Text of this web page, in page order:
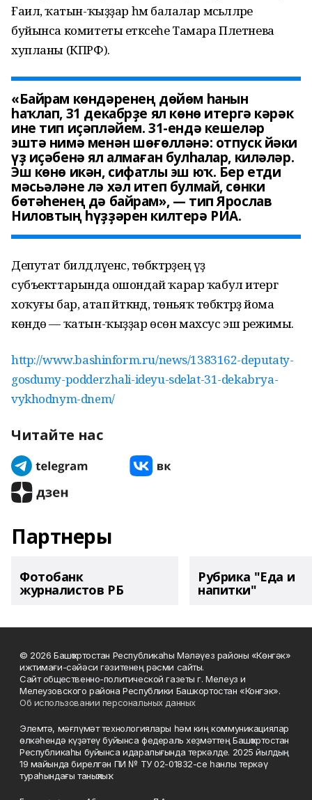
Ғаилә, ҡатын-ҡыҙҙар һәм балалар мәсьәләләре
буйынса комитеты етәксеһе Тамара Плетнева
хупланы (КПРФ).
«Байрам көндәренең дөйөм һанын
һаҡлап, 31 декабрҙе ял көнө итергә кәрәк
ине тип иҫәпләйем. 31-ендә кешеләр
эштә нимә менән шөғөлләнә: отпуск йәки
үҙ иҫәбенә ял алмаған булһалар, киләләр.
Эш көнө икән, сифатлы эш юҡ. Бер етди
мәсьәләне лә хәл итеп булмай, сөнки
бөтәһенең дә байрам», — тип Ярослав
Ниловтың һүҙҙәрен килтерә РИА.
Депутат билдәләүенсә, төбәктәрҙең үҙ
субъекттарында ошондай ҡарар ҡабул итергә
хоҡуғы бар, атап әйткәндә, төньяҡ төбәктәрҙә йома
көндө — ҡатын-ҡыҙҙар өсөн махсус эш режимы.
http://www.bashinform.ru/news/1383162-deputaty-
gosdumy-podderzhali-ideyu-sdelat-31-dekabrya-
vykhodnym-dnem/
Читайте нас
Партнеры
Фотобанк
журналистов РБ
Рубрика "Еда и
напитки"
© 2026 Башҡортостан Республикаһы Мәләүез районы «Көнгәк»
ижтимағи-сәйәси гәзитенең рәсми сайты.
Сайт общественно-политической газеты г. Мелеуз и
Мелеузовского района Республики Башкортостан «Конгэк».
Об использовании персональных данных
Элемтә, мәғлүмәт технологиялары һәм киң коммуникациялар
өлкәһендә күҙәтеү буйынса федераль хеҙмәттең Башҡортостан
Республикаһы буйынса идаралығында теркәлде. 2025 йылдың
19 майында бирелгән ПИ № ТУ 02-01832-се һанлы теркәү
тураһындағы таныҡлыҡ.